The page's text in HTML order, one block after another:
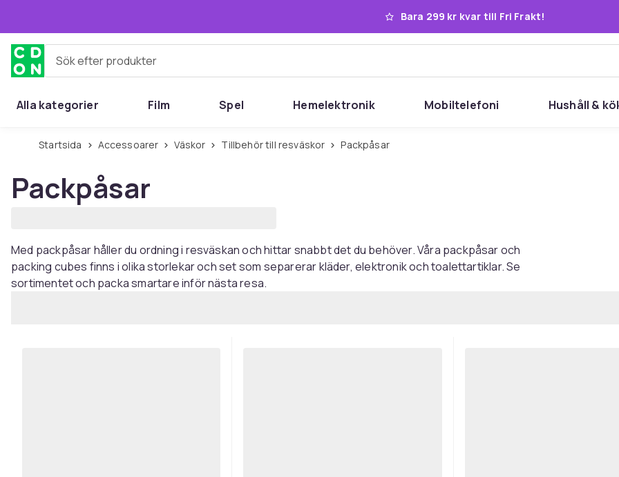
Bara 299 kr kvar till Fri Frakt!
Sök efter produkter
Alla kategorier Film Spel Hemelektronik Mobiltelefoni Hushåll &
Startsida Accessoarer Väskor Tillbehör till resväskor Packpåsar
Packpåsar
Med packpåsar håller du ordning i resväskan och hittar snabbt det du behöver. Våra packpåsar och
packing cubes finns i olika storlekar och set som separerar kläder, elektronik och toalettartiklar. Se
sortimentet och packa smartare inför nästa resa.